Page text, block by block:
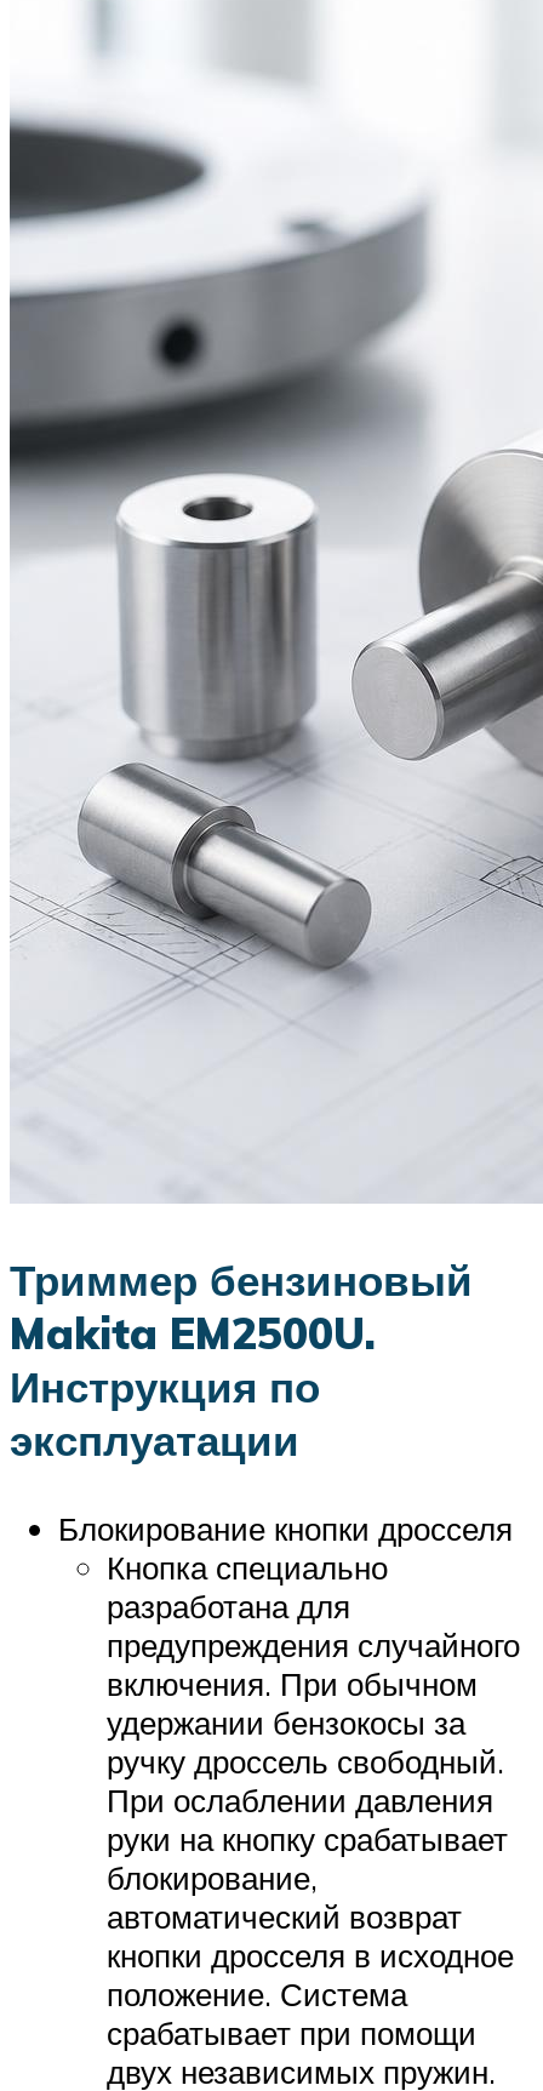
Триммер бензиновый
Makita EM2500U.
Инструкция по
эксплуатации
Блокирование кнопки дросселя
Кнопка специально
разработана для
предупреждения случайного
включения. При обычном
удержании бензокосы за
ручку дроссель свободный.
При ослаблении давления
руки на кнопку срабатывает
блокирование,
автоматический возврат
кнопки дросселя в исходное
положение. Система
срабатывает при помощи
двух независимых пружин.